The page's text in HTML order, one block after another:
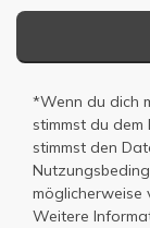
*Wenn du dich
stimmst du dem
stimmst den
möglicherweise
Weitere